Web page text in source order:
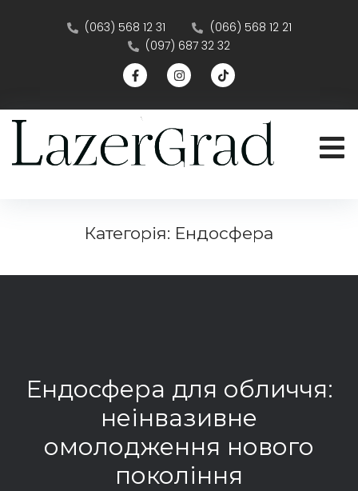
(063) 568 12 31
(066) 568 12 21
(097) 687 32 32
Категорія: Ендосфера
Ендосфера для обличчя:
неінвазивне
омолодження нового
покоління